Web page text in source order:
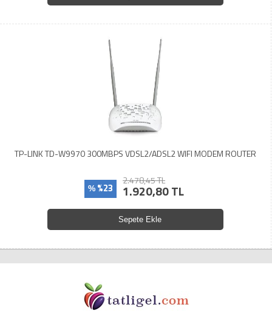
TP-LINK TD-W9970 300MBPS VDSL2/ADSL2 WIFI MODEM ROUTER
% %23
2.478,45 TL
1.920,80 TL
Sepete Ekle